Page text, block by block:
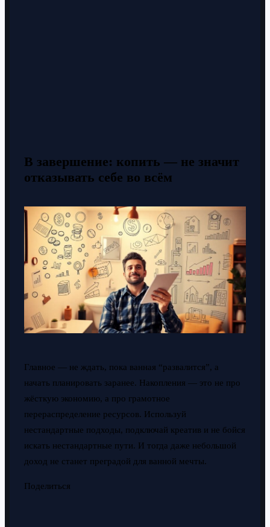
В завершение: копить — не значит
отказывать себе во всём
Главное — не ждать, пока ванная “развалится”, а
начать планировать заранее. Накопления — это не про
жёсткую экономию, а про грамотное
перераспределение ресурсов. Используй
нестандартные подходы, подключай креатив и не бойся
искать нестандартные пути. И тогда даже небольшой
доход не станет преградой для ванной мечты.
Поделиться